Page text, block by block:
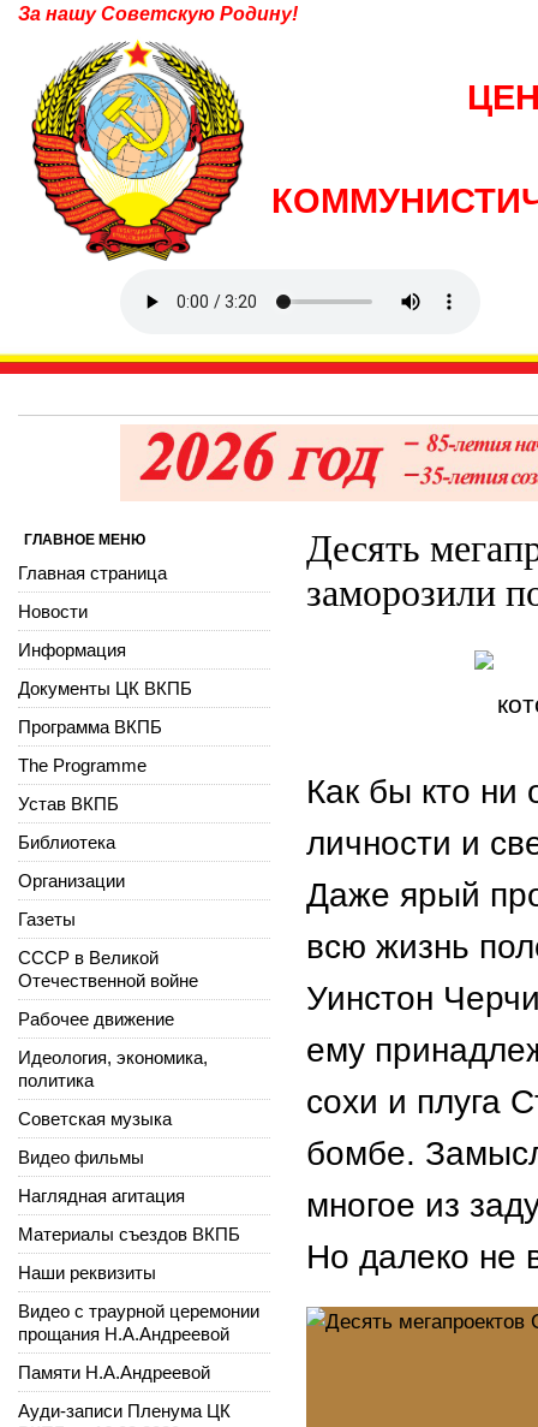
За нашу Советскую Родину!
Десять
заморозили
Как бы кто ни
личности и
Даже ярый
всю жизнь
Уинстон
ему
сохи и плуга
бомбе.
многое из
Но далеко не
ГЛАВНОЕ МЕНЮ
Главная страница
Новости
Информация
Документы ЦК ВКПБ
Программа ВКПБ
The Programme
Устав ВКПБ
Библиотека
Организации
Газеты
СССР в Великой
Отечественной войне
Рабочее движение
Идеология, экономика,
политика
Советская музыка
Видео фильмы
Наглядная агитация
Материалы съездов ВКПБ
Наши реквизиты
Видео с траурной церемонии
прощания Н.А.Андреевой
Памяти Н.А.Андреевой
Ауди-записи Пленума ЦК